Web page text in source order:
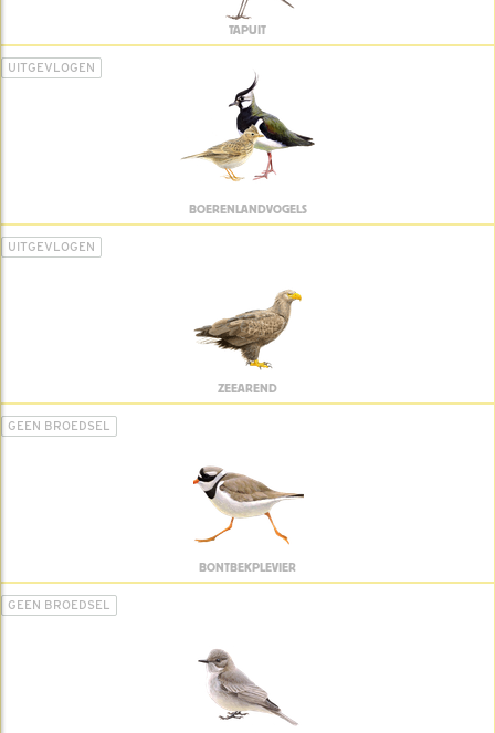
TAPUIT
UITGEVLOGEN
BOERENLANDVOGELS
UITGEVLOGEN
ZEEAREND
GEEN BROEDSEL
BONTBEKPLEVIER
GEEN BROEDSEL